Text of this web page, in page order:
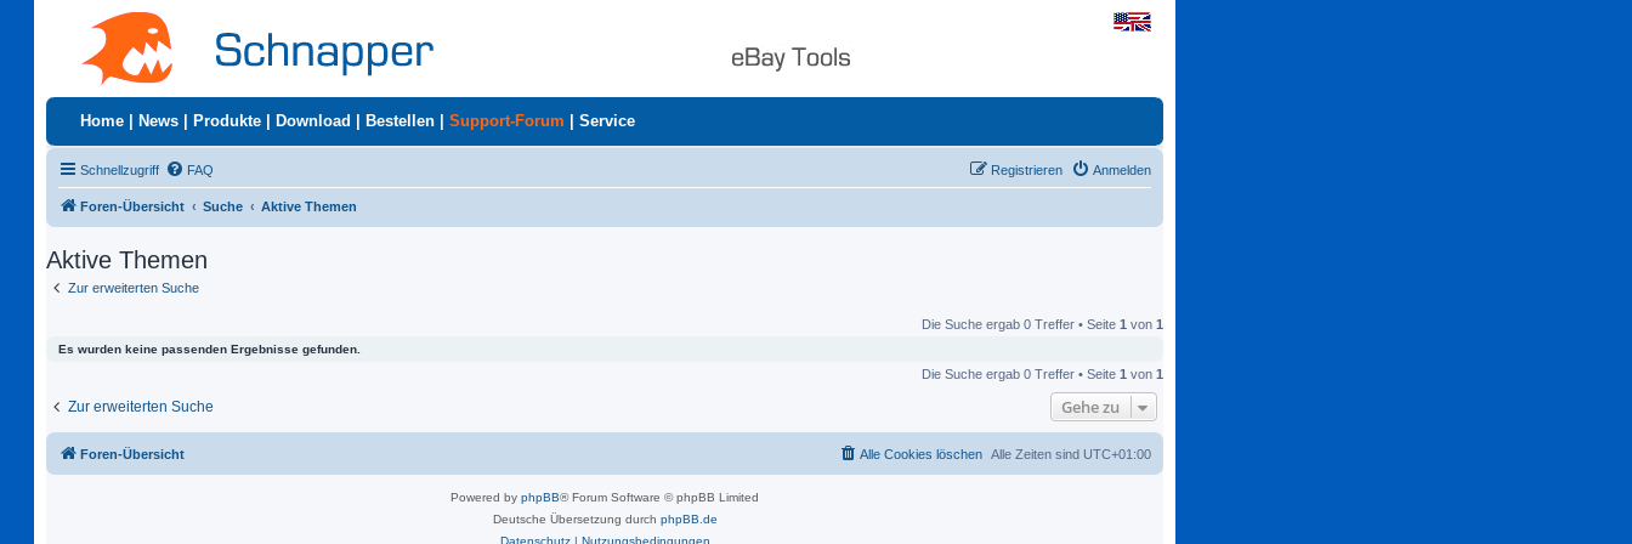
Home News Produkte Download Bestellen Support-Forum Service
Schnellzugriff FAQ Anmelden
Registrieren
Foren-Übersicht Suche Aktive Themen
Aktive Themen
Zur erweiterten Suche
Die Suche ergab 0 Treffer • Seite 1 von 1
Es wurden keine passenden Ergebnisse gefunden.
Die Suche ergab 0 Treffer • Seite 1 von 1
Zur erweiterten Suche Gehe zu
Foren-Übersicht Alle Zeiten sind UTC+01:00
Alle Cookies löschen
Powered by phpBB® Forum Software © phpBB Limited
Deutsche Übersetzung durch phpBB.de
Datenschutz| Nutzungsbedingungen